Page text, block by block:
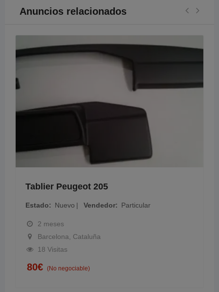
Anuncios relacionados
Tablier Peugeot 205
Estado Nuevo Vendedor Particular
2 meses
Barcelona, Cataluña
18 Visitas
80€ (No negociable)